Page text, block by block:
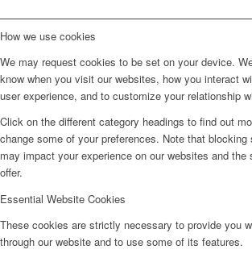
How we use cookies
We may request cookies to be set on your device.
know when you visit our websites, how you interact
user experience, and to customize your relationship
Click on the different category headings to find out
change some of your preferences. Note that
may impact your experience on our websites and the
offer.
Essential Website Cookies
These cookies are strictly necessary to provide you
through our website and to use some of its features.